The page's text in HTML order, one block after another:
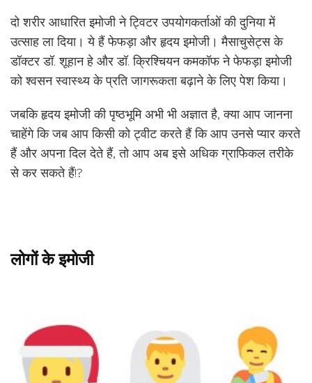
दो शरीर आधारित इमोजी ने ट्विटर उपयोगकर्ताओं की दुनिया में
उत्साह ला दिया। ये हैं फेफड़ा और हृदय इमोजी। मैसाचुसेट्स के
डॉक्टर डॉ. शूहान हे और डॉ. क्रिश्चियन कमकॉफ ने फेफड़ा इमोजी
को श्वसन स्वास्थ्य के प्रति जागरूकता बढ़ाने के लिए पेश किया।
जबकि हृदय इमोजी की पृष्ठभूमि अभी भी अज्ञात है, क्या आप जानना
चाहेंगे कि जब आप किसी को ट्वीट करते हैं कि आप उनसे प्यार करते
हैं और अपना दिल देते हैं, तो आप अब इसे अधिक ग्राफिकल तरीके
से कर सकते हैं!?
लोगों के इमोजी